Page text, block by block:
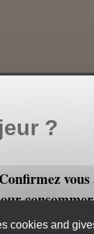
?
Confirmez
votre
cookies and